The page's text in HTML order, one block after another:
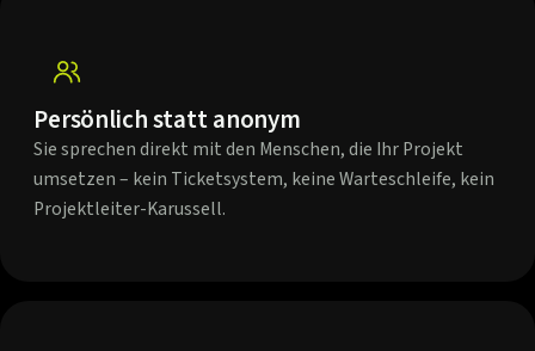
Persönlich statt anonym
Sie sprechen direkt mit den Menschen, die Ihr Projekt
umsetzen – kein Ticketsystem, keine Warteschleife, kein
Projektleiter-Karussell.